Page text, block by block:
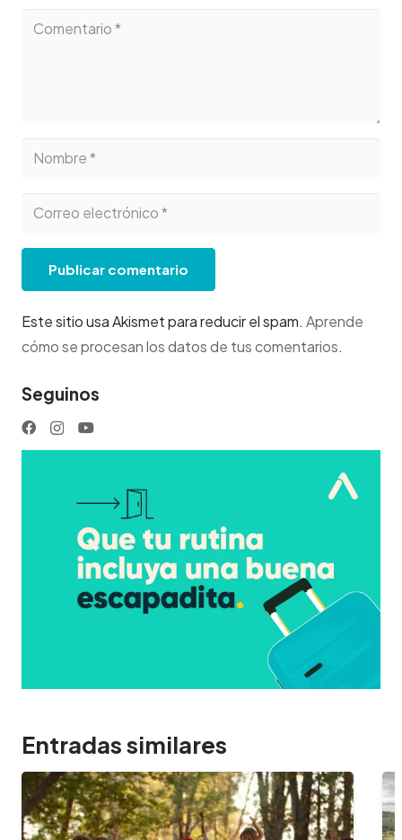
Publicar comentario
Este sitio usa Akismet para reducir el spam. Aprende
cómo se procesan los datos de tus comentarios.
Seguinos
Entradas similares